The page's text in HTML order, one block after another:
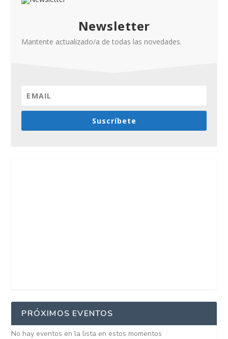
Newsletter
Mantente actualizado/a de todas las novedades.
Suscríbete
PRÓXIMOS EVENTOS
No hay eventos en la lista en estos momentos